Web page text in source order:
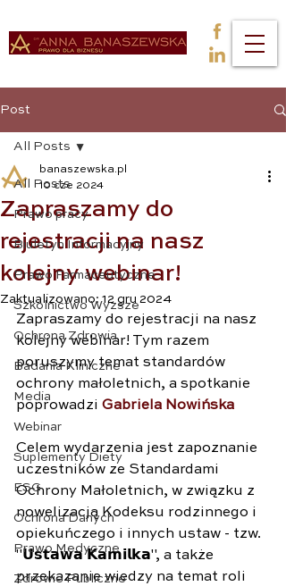
Post
All Posts
Prawo pracy
Biuletyn Informacyjny
Prawo Farmaceutyczne
Szkolnictwo Wyższe
Ochrona Zdrowia
Badania Kliniczne
Media
Webinar
Suplementy Diety
ESG
Ochrona Danych
Prawo Medyczne
Zdrowie Publiczne
All Posts
Zapraszamy do
rejestracji na nasz
kolejny webinar!
banaszewska.pl
10 cze 2024
Zaktualizowano:12 gru 2024
Zapraszamy do rejestracji na nasz
kolejny webinar! Tym razem
poruszymy temat standardów
ochrony małoletnich, a spotkanie
poprowadzi Gabriela Nowińska
Celem wydarzenia jest zapoznanie
uczestników ze Standardami
Ochrony Małoletnich, w związku z
nowelizacją Kodeksu rodzinnego i
opiekuńczego i innych ustaw - tzw.
"𝗨𝘀𝘁𝗮𝘄𝗮 𝗞𝗮𝗺𝗶𝗹𝗸𝗮", a także
przekazanie wiedzy na temat roli